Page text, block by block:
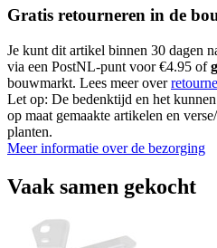
Gratis retourneren in de
Je kunt dit artikel binnen 30 dagen
via een PostNL-punt voor €4.95 of
bouwmarkt. Lees meer over
Let op: De bedenktijd en het
op maat gemaakte artikelen en
planten.
Meer informatie over de bezorging
Vaak samen gekocht